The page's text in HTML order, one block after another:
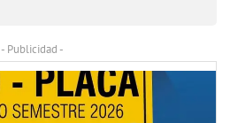
- Publicidad -